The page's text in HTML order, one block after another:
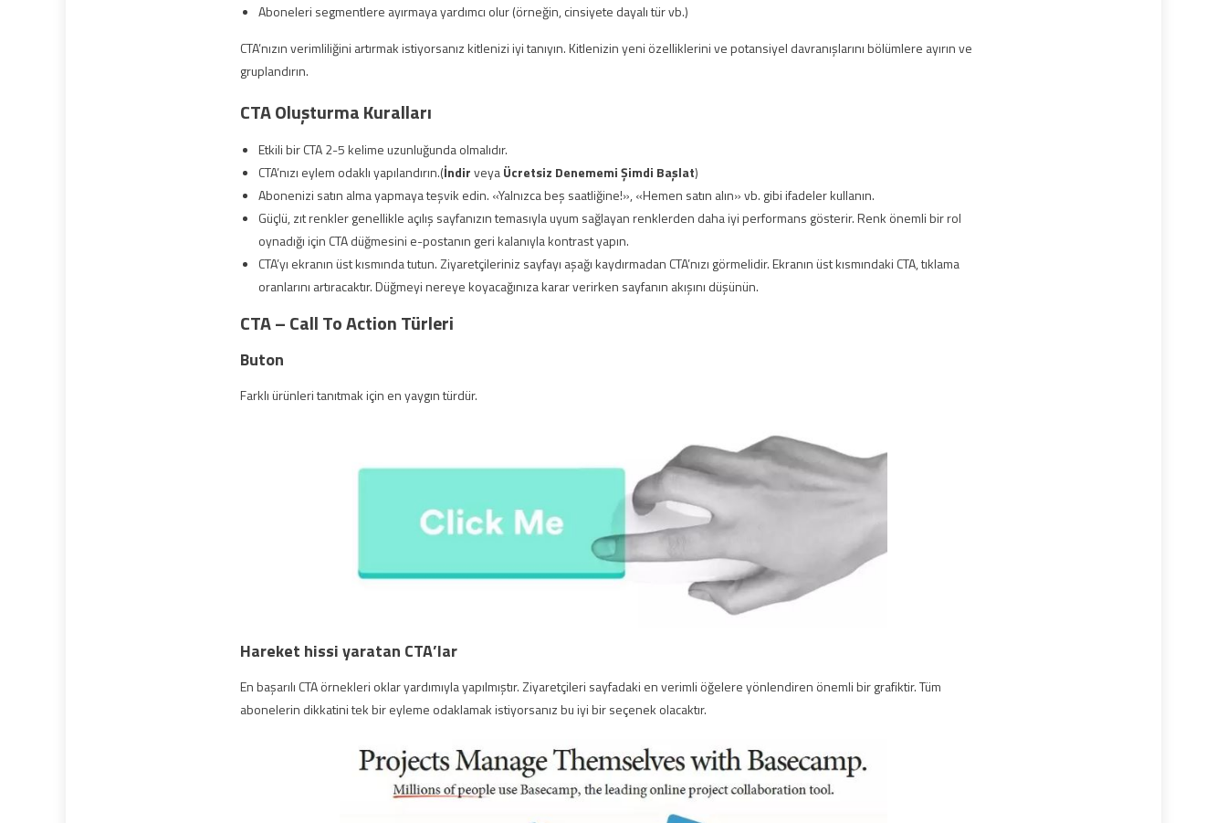
Aboneleri segmentlere ayırmaya yardımcı olur (örneğin, cinsiyete dayalı tür vb.)
CTA’nızın verimliliğini artırmak istiyorsanız kitlenizi iyi tanıyın. Kitlenizin yeni özelliklerini ve potansiyel davranışlarını bölümlere ayırın ve
gruplandırın.
CTA Oluşturma Kuralları
Etkili bir CTA 2-5 kelime uzunluğunda olmalıdır.
CTA’nızı eylem odaklı yapılandırın.(İndirveyaÜcretsiz Denememi Şimdi Başlat)
Abonenizi satın alma yapmaya teşvik edin. «Yalnızca beş saatliğine!», «Hemen satın alın» vb. gibi ifadeler kullanın.
Güçlü, zıt renkler genellikle açılış sayfanızın temasıyla uyum sağlayan renklerden daha iyi performans gösterir. Renk önemli bir rol
oynadığı için CTA düğmesini e-postanın geri kalanıyla kontrast yapın.
CTA’yı ekranın üst kısmında tutun. Ziyaretçileriniz sayfayı aşağı kaydırmadan CTA’nızı görmelidir. Ekranın üst kısmındaki CTA, tıklama
oranlarını artıracaktır. Düğmeyi nereye koyacağınıza karar verirken sayfanın akışını düşünün.
CTA – Call To Action Türleri
Buton
Farklı ürünleri tanıtmak için en yaygın türdür.
Hareket hissi yaratan CTA’lar
En başarılı CTA örnekleri oklar yardımıyla yapılmıştır. Ziyaretçileri sayfadaki en verimli öğelere yönlendiren önemli bir grafiktir. Tüm
abonelerin dikkatini tek bir eyleme odaklamak istiyorsanız bu iyi bir seçenek olacaktır.